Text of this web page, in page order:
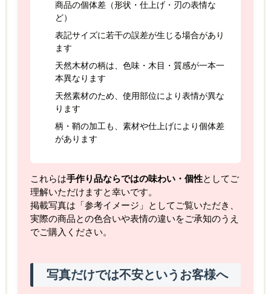
商品の個体差（形状・仕上げ・刃の表情な
ど）
表記サイズに若干の誤差が生じる場合があり
ます
天然木材の柄は、色味・木目・質感が一本一
本異なります
天然素材のため、使用部位により表情が異な
ります
柄・鞘の加工も、素材や仕上げにより個体差
があります
これらは手作り品ならではの味わい・個性としてご
理解いただけますと幸いです。
掲載写真は「参考イメージ」としてご覧いただき、
実際の商品との色合いや表情の違いをご承知のうえ
でご購入ください。
写真だけでは不安というお客様へ